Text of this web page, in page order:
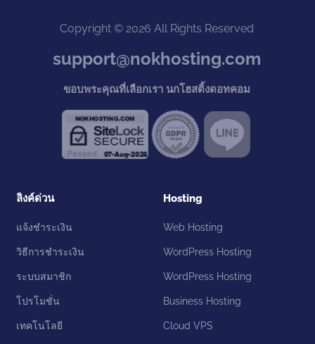
Copyright © 2026 All Rights Reserved
support@nokhosting.com
ขอบพระคุณที่เลือกเรา นกโฮสติ้งดอทคอม
ลิงค์ด่วน
แจ้งชำระเงิน
วิธีการชำระเงิน
ระบบสมาชิก
โปรโมชั่น
เทคโนโลยี
Hosting
Web Hosting
WordPress Hosting
WordPress Hosting
Business Hosting
Cloud VPS